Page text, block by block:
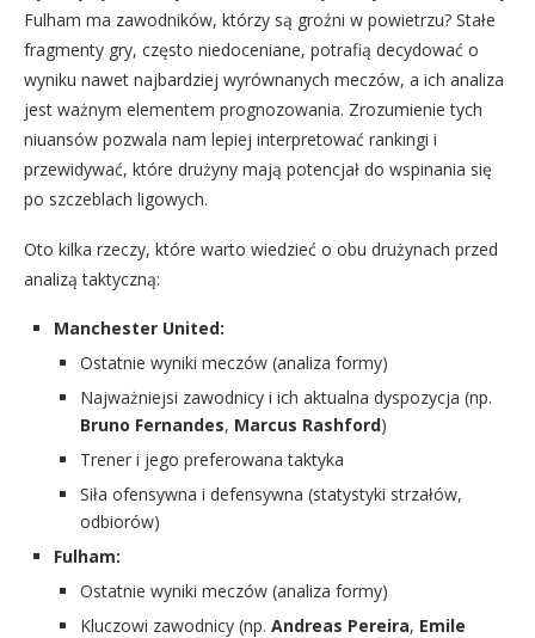
Fulham ma zawodników, którzy są groźni w powietrzu? Stałe
fragmenty gry, często niedoceniane, potrafią decydować o
wyniku nawet najbardziej wyrównanych meczów, a ich analiza
jest ważnym elementem prognozowania. Zrozumienie tych
niuansów pozwala nam lepiej interpretować rankingi i
przewidywać, które drużyny mają potencjał do wspinania się
po szczeblach ligowych.
Oto kilka rzeczy, które warto wiedzieć o obu drużynach przed
analizą taktyczną:
Manchester United:
Ostatnie wyniki meczów (analiza formy)
Najważniejsi zawodnicy i ich aktualna dyspozycja (np.
Bruno Fernandes, Marcus Rashford)
Trener i jego preferowana taktyka
Siła ofensywna i defensywna (statystyki strzałów,
odbiorów)
Fulham:
Ostatnie wyniki meczów (analiza formy)
Kluczowi zawodnicy (np. Andreas Pereira, Emile